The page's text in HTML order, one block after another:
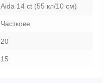
Aida 14 ct (55 кл/10 см)
Часткове
20
15